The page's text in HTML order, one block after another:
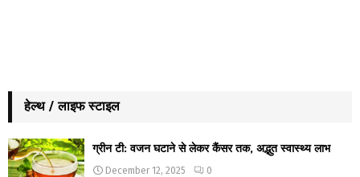
हेल्थ / लाइफ स्टाइल
ग्रीन टी: वजन घटाने से लेकर कैंसर तक, अद्भुत स्वास्थ्य लाभ
December 12, 2025 0